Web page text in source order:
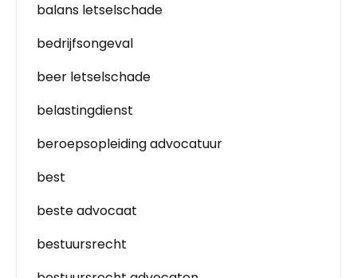
balans letselschade
bedrijfsongeval
beer letselschade
belastingdienst
beroepsopleiding advocatuur
best
beste advocaat
bestuursrecht